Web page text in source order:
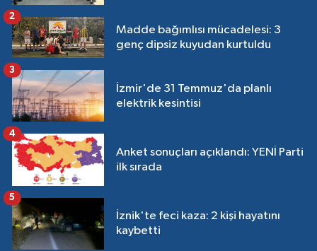
Madde bağımlısı mücadelesi: 3
genç dipsiz kuyudan kurtuldu
2
İzmir'de 31 Temmuz'da planlı
elektrik kesintisi
3
Anket sonuçları açıklandı: YENİ Parti
ilk sırada
4
İznik'te feci kaza: 2 kişi hayatını
kaybetti
5